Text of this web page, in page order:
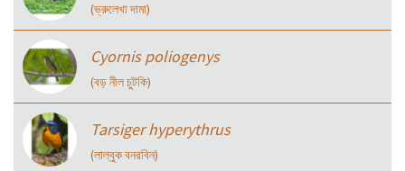
(ভ্রুলেখা দামা)
Cyornis poliogenys
(বড় নীল চুটকি)
Tarsiger hyperythrus
(লাল্বুক বনরবিন)